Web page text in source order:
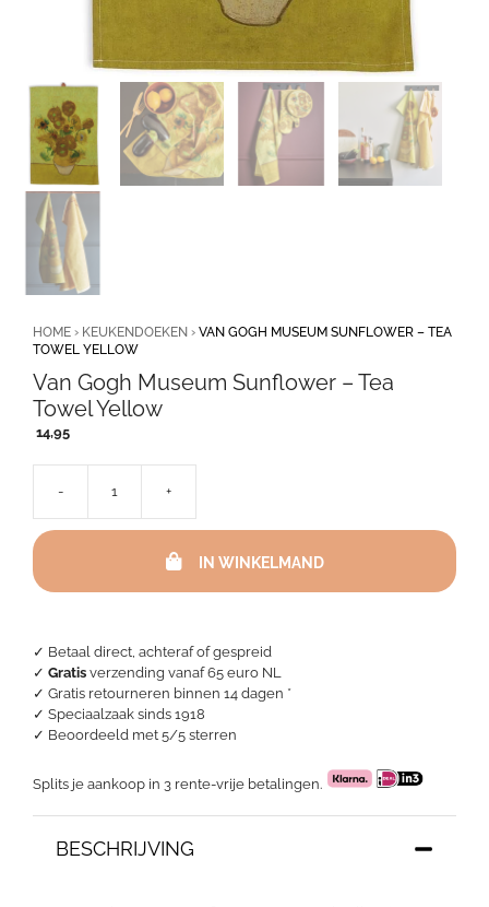
✓ Betaal direct, achteraf of gespreid
✓ Gratis verzending vanaf 65 euro NL
✓ Gratis retourneren binnen 14 dagen *
✓ Speciaalzaak sinds 1918
✓ Beoordeeld met 5/5 sterren
Splits je aankoop in 3 rente-vrije betalingen.
HOME › KEUKENDOEKEN › VAN GOGH MUSEUM SUNFLOWER – TEA
TOWEL YELLOW
Van Gogh Museum Sunflower – Tea
Towel Yellow
14,95
BESCHRIJVING
-
Gogh
Sunflower
Yellow
aantal
+
IN WINKELMAND